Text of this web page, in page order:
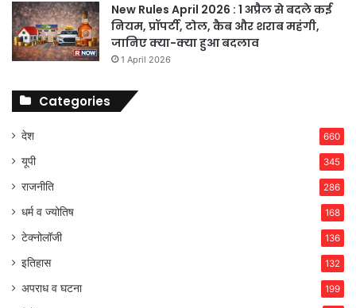
New Rules April 2026 : 1 अप्रैल से बदले कई
नियम, प्रॉपर्टी, टोल, कैब और शराब महंगी,
जानिए क्या-क्या हुआ बदलाव
1 April 2026
Categories
देश 660
यूपी 345
राजनीति 286
धर्म व ज्योतिष 168
टेक्नोलॉजी 136
इतिहास 132
अपराध व घटना 199